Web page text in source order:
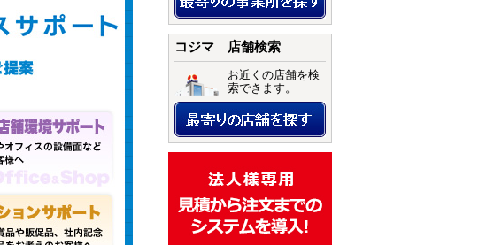
コジマ 店舗検索
お近くの店舗を検
索できます。